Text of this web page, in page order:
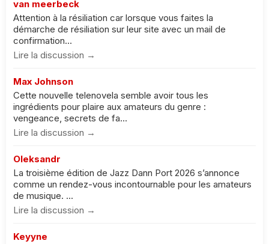
van meerbeck
Attention à la résiliation car lorsque vous faites la
démarche de résiliation sur leur site avec un mail de
confirmation...
Lire la discussion →
Max Johnson
Cette nouvelle telenovela semble avoir tous les
ingrédients pour plaire aux amateurs du genre :
vengeance, secrets de fa...
Lire la discussion →
Oleksandr
La troisième édition de Jazz Dann Port 2026 s’annonce
comme un rendez-vous incontournable pour les amateurs
de musique. ...
Lire la discussion →
Keyyne